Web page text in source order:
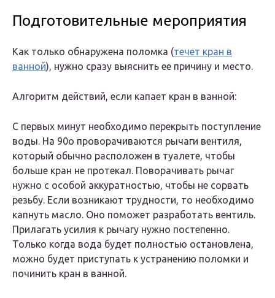
Подготовительные мероприятия
Как только обнаружена поломка (течет кран в
ванной), нужно сразу выяснить ее причину и место.
Алгоритм действий, если капает кран в ванной:
С первых минут необходимо перекрыть поступление
воды. На 90о проворачиваются рычаги вентиля,
который обычно расположен в туалете, чтобы
больше кран не протекал. Поворачивать рычаг
нужно с особой аккуратностью, чтобы не сорвать
резьбу. Если возникают трудности, то необходимо
капнуть масло. Оно поможет разработать вентиль.
Прилагать усилия к рычагу нужно постепенно.
Только когда вода будет полностью остановлена,
можно будет приступать к устранению поломки и
починить кран в ванной.